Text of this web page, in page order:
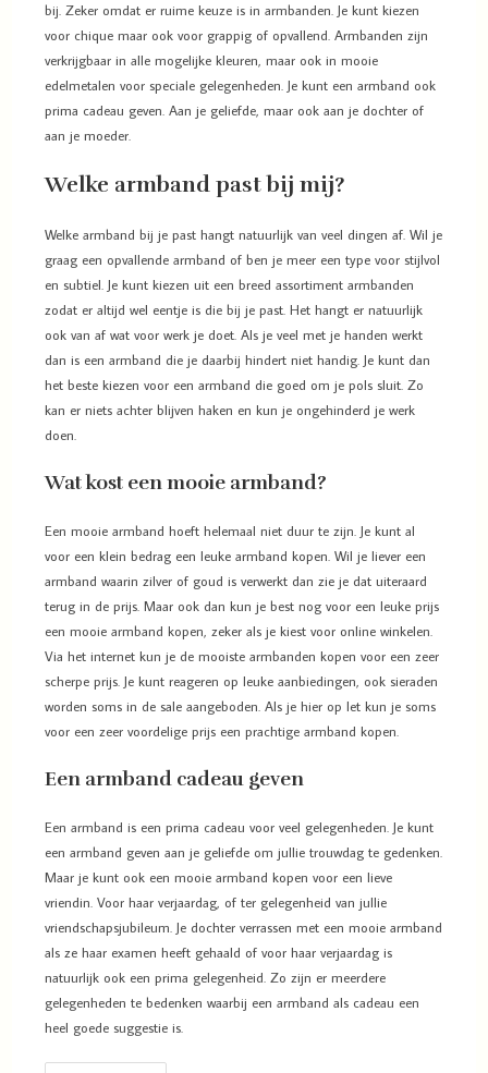
bij. Zeker omdat er ruime keuze is in armbanden. Je kunt kiezen
voor chique maar ook voor grappig of opvallend. Armbanden zijn
verkrijgbaar in alle mogelijke kleuren, maar ook in mooie
edelmetalen voor speciale gelegenheden. Je kunt een armband ook
prima cadeau geven. Aan je geliefde, maar ook aan je dochter of
aan je moeder.
Welke armband past bij mij?
Welke armband bij je past hangt natuurlijk van veel dingen af. Wil je
graag een opvallende armband of ben je meer een type voor stijlvol
en subtiel. Je kunt kiezen uit een breed assortiment armbanden
zodat er altijd wel eentje is die bij je past. Het hangt er natuurlijk
ook van af wat voor werk je doet. Als je veel met je handen werkt
dan is een armband die je daarbij hindert niet handig. Je kunt dan
het beste kiezen voor een armband die goed om je pols sluit. Zo
kan er niets achter blijven haken en kun je ongehinderd je werk
doen.
Wat kost een mooie armband?
Een mooie armband hoeft helemaal niet duur te zijn. Je kunt al
voor een klein bedrag een leuke armband kopen. Wil je liever een
armband waarin zilver of goud is verwerkt dan zie je dat uiteraard
terug in de prijs. Maar ook dan kun je best nog voor een leuke prijs
een mooie armband kopen, zeker als je kiest voor online winkelen.
Via het internet kun je de mooiste armbanden kopen voor een zeer
scherpe prijs. Je kunt reageren op leuke aanbiedingen, ook sieraden
worden soms in de sale aangeboden. Als je hier op let kun je soms
voor een zeer voordelige prijs een prachtige armband kopen.
Een armband cadeau geven
Een armband is een prima cadeau voor veel gelegenheden. Je kunt
een armband geven aan je geliefde om jullie trouwdag te gedenken.
Maar je kunt ook een mooie armband kopen voor een lieve
vriendin. Voor haar verjaardag, of ter gelegenheid van jullie
vriendschapsjubileum. Je dochter verrassen met een mooie armband
als ze haar examen heeft gehaald of voor haar verjaardag is
natuurlijk ook een prima gelegenheid. Zo zijn er meerdere
gelegenheden te bedenken waarbij een armband als cadeau een
heel goede suggestie is.